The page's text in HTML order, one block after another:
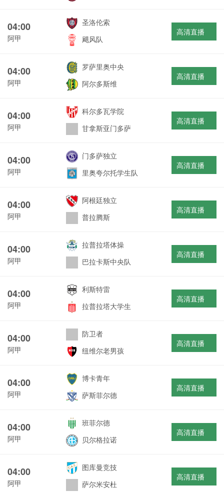
04:00
阿甲
圣洛伦索
飓风队
高清直播
04:00
阿甲
罗萨里奥中央
阿尔多斯维
高清直播
04:00
阿甲
科尔多瓦学院
甘拿斯亚门多萨
高清直播
04:00
阿甲
门多萨独立
里奥夸尔托学生队
高清直播
04:00
阿甲
阿根廷独立
普拉腾斯
高清直播
04:00
阿甲
拉普拉塔体操
巴拉卡斯中央队
高清直播
04:00
阿甲
利斯特雷
拉普拉塔大学生
高清直播
04:00
阿甲
防卫者
纽维尔老男孩
高清直播
04:00
阿甲
博卡青年
萨斯菲尔德
高清直播
04:00
阿甲
班菲尔德
贝尔格拉诺
高清直播
04:00
阿甲
图库曼竞技
萨尔米安杜
高清直播